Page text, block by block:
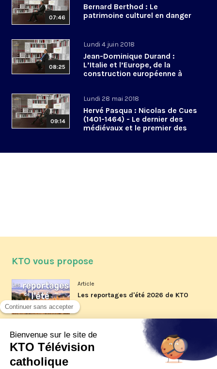
07:46
Bernard Berthod : Le
patrimoine culturel en danger
08:25
Lundi 4 juin 2018
Jean-Dominique Durand :
L’Italie et l’Europe, de la
construction européenne à
09:14
Lundi 28 mai 2018
Hervé Pasqua : Nicolas de Cues
(1401-1464) - Le dernier des
médiévaux et le premier des
KTO vous propose
Article
Les reportages d'été 2026 de KTO
La visite pastorale du pape Léon
XIV à Assise à suivre sur KTO le
jeudi 6 août